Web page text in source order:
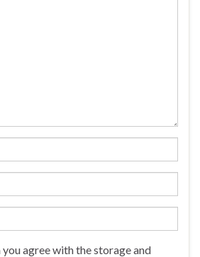
agree with the storage and